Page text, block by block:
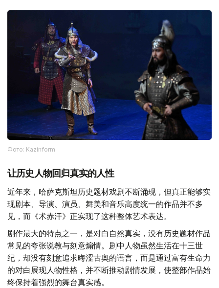
Фото: Kazinform
让历史人物回归真实的人性
近年来，哈萨克斯坦历史题材戏剧不断涌现，但真正能够实
现剧本、导演、演员、舞美和音乐高度统一的作品并不多
见，而《术赤汗》正实现了这种整体艺术表达。
剧作最大的特点之一，是对白自然真实，没有历史题材作品
常见的夸张说教与刻意煽情。剧中人物虽然生活在十三世
纪，却没有刻意追求晦涩古奥的语言，而是通过富有生命力
的对白展现人物性格，并不断推动剧情发展，使整部作品始
终保持着强烈的舞台真实感。